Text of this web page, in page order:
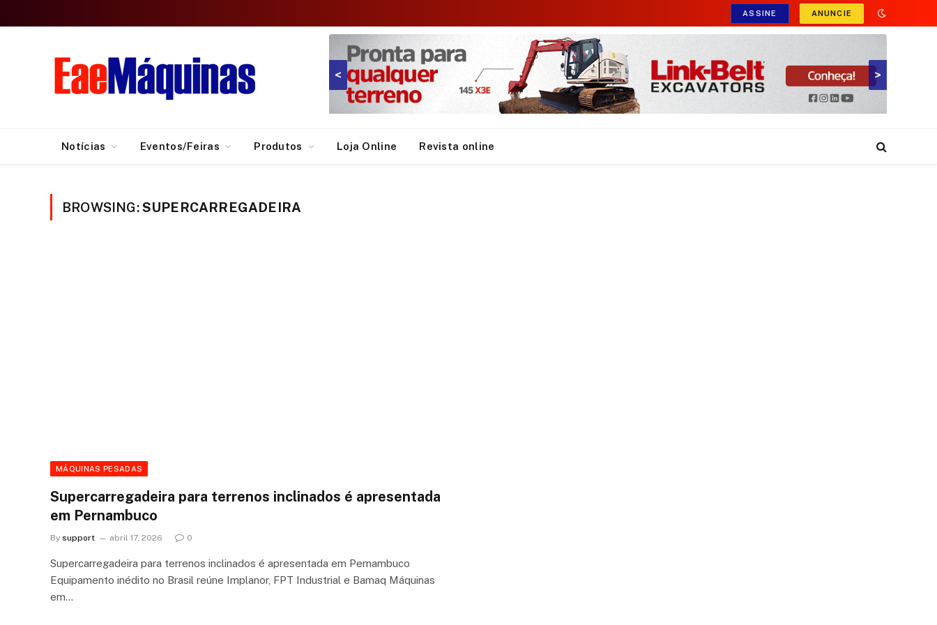
ASSINE ANUNCIE
>
<
Notícias Eventos/Feiras Produtos Loja Online Revista online
BROWSING:SUPERCARREGADEIRA
MÁQUINAS PESADAS
Supercarregadeira para terrenos inclinados é apresentada
em Pernambuco
By support abril 17, 2026 0
Supercarregadeira para terrenos inclinados é apresentada em Pernambuco
Equipamento inédito no Brasil reúne Implanor, FPT Industrial e Bamaq Máquinas
em…